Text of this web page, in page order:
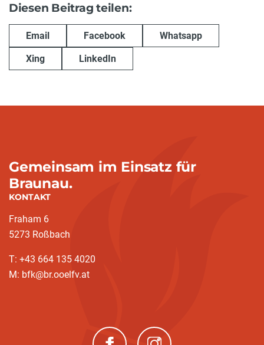
Diesen Beitrag teilen:
Email Facebook Whatsapp
Xing LinkedIn
Gemeinsam im Einsatz für
Braunau.
KONTAKT
Fraham 6
5273 Roßbach
T: +43 664 135 4020
M: bfk@br.ooelfv.at